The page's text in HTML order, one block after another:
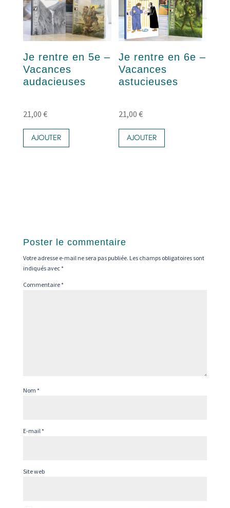
Je rentre en 5e –
Vacances
audacieuses
21,00 €
AJOUTER
Je rentre en 6e –
Vacances
astucieuses
21,00€
AJOUTER
Poster le commentaire
Votre adresse e-mail ne sera pas publiée. Les champs obligatoires sont
indiqués avec*
Commentaire*
Nom *
E-mail *
Site web